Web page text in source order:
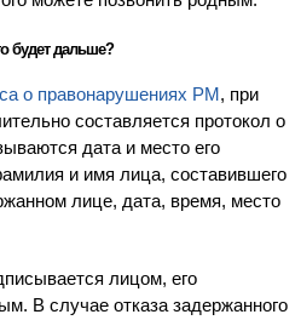
будет дальше?
о правонарушениях РМ, при
составляется протокол о
дата и место его
и имя лица, составившего
лице, дата, время, место
лицом, его
В случае отказа задержанного